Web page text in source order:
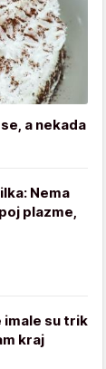
a nekada
Nema
plazme,
imale su trik
kraj